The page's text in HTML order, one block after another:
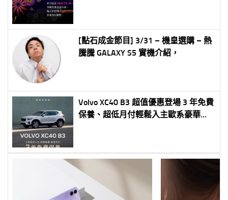
[點石成金節目] 3/31 – 機皇選購 – 熱
騰騰 GALAXY S5 實機介紹，
Volvo XC40 B3 超值優惠登場 3 年免費
保養、超低月付輕鬆入主歐系豪華都